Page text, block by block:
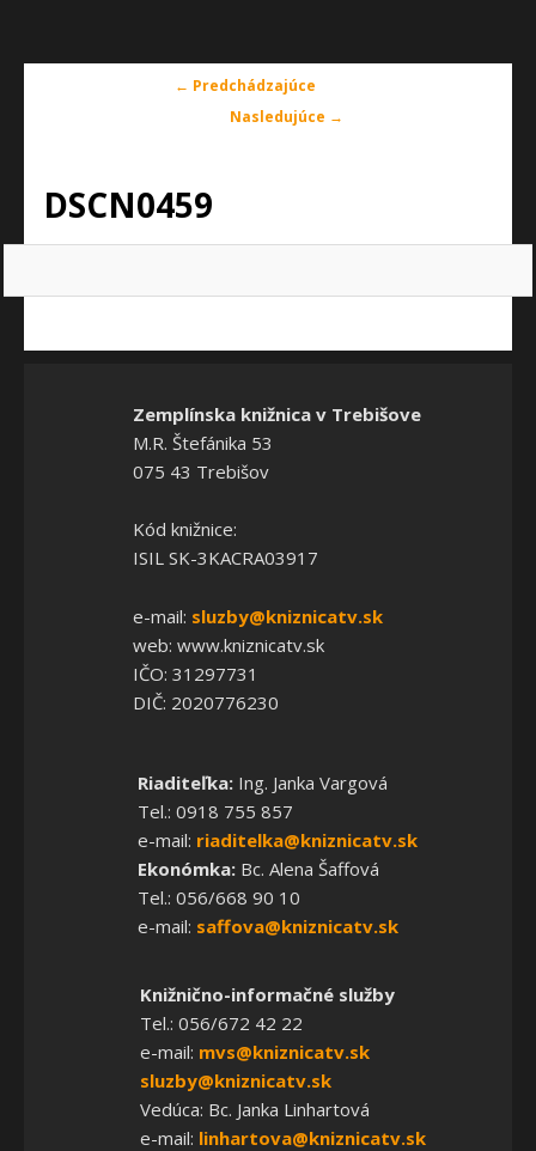
Navigácia
← Predchádzajúce
Nasledujúce →
DSCN0459
Zemplínska knižnica v Trebišove
M.R. Štefánika 53
075 43 Trebišov
Kód knižnice:
ISIL SK-3KACRA03917
e-mail: sluzby@kniznicatv.sk
web: www.kniznicatv.sk
IČO: 31297731
DIČ: 2020776230
Riaditeľka:Ing. Janka Vargová
Tel.: 0918 755 857
e-mail: riaditelka@kniznicatv.sk
Ekonómka:Bc. Alena Šaffová
Tel.: 056/668 90 10
e-mail: saffova@kniznicatv.sk
Knižnično-informačné služby
Tel.: 056/672 42 22
e-mail: mvs@kniznicatv.sk
sluzby@kniznicatv.sk
Vedúca: Bc. Janka Linhartová
e-mail: linhartova@kniznicatv.sk